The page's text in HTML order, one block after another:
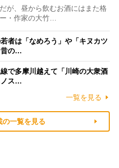
が、昼から飲むお酒にはまた格
・作家の大竹…
者は「なめろう」や「キヌカツ
昔の…
で多摩川越えて「川崎の大衆酒
ノス…
一覧を見る
の一覧を見る